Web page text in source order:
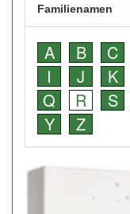
Familienamen
A B C
I
J K
Q
R S
Y
Z